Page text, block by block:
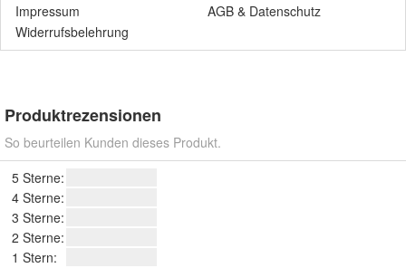
Impressum
AGB & Datenschutz
Widerrufsbelehrung
Produktrezensionen
So beurteilen Kunden dieses Produkt.
5 Sterne:
4 Sterne:
3 Sterne:
2 Sterne:
1 Stern: